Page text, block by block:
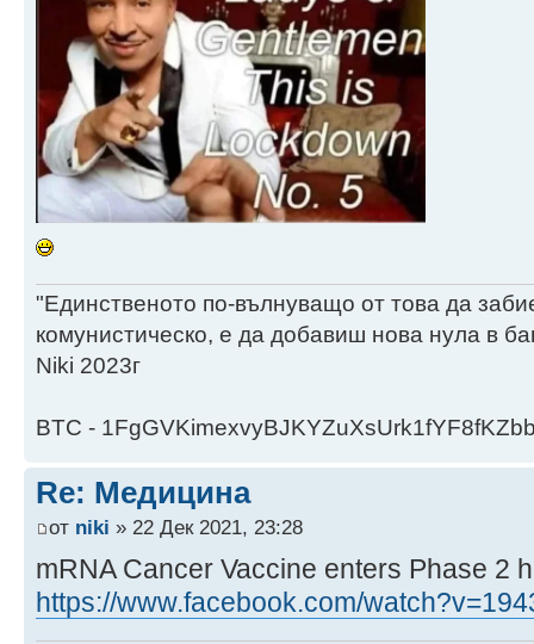
"Единственото по-вълнуващо от това да
комунистическо, е да добавиш нова нула в
Niki 2023г
BTC -
Re: Медицина
от niki » 22 Дек 2021, 23:28
mRNA Cancer Vaccine enters Phase 2
https://www.facebook.com/